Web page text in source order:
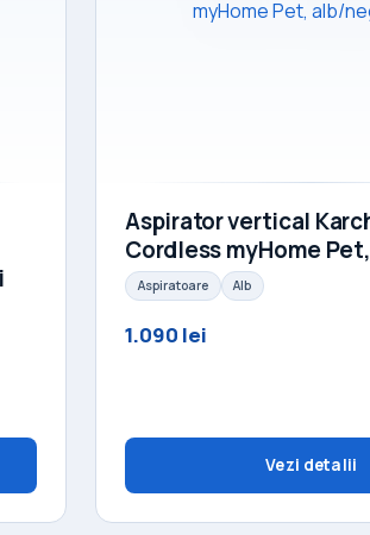
Aspirator vertical
Cordless myHome
Aspiratoare Alb
1.090 lei
Vezi detalii